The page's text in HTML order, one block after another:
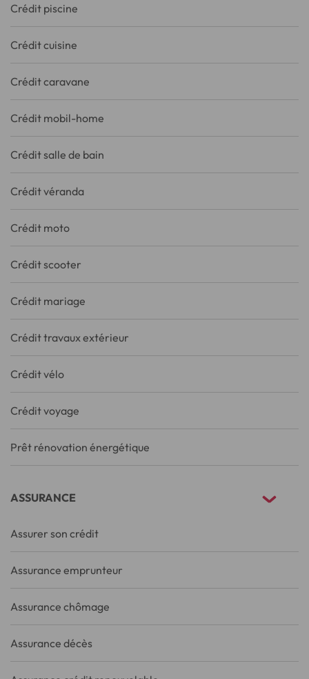
Crédit piscine
Crédit cuisine
Crédit caravane
Crédit mobil-home
Crédit salle de bain
Crédit véranda
Crédit moto
Crédit scooter
Crédit mariage
Crédit travaux extérieur
Crédit vélo
Crédit voyage
Prêt rénovation énergétique
ASSURANCE
Assurer son crédit
Assurance emprunteur
Assurance chômage
Assurance décès